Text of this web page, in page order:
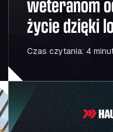
życie dzięki
Czas czytania: 4
na rok 2026
Galeria sław: Hołd